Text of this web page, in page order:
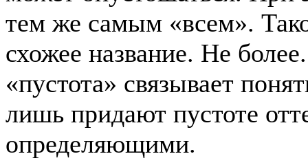
тем же самым «всем».
схожее название. Не
«пустота» связывает
лишь придают пустоте
определяющими.